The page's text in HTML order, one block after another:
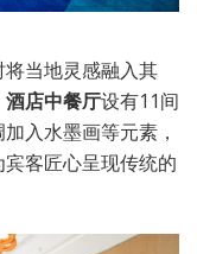
当地灵感融入其
酒店中餐厅设有11间
入水墨画等元素，
客匠心呈现传统的